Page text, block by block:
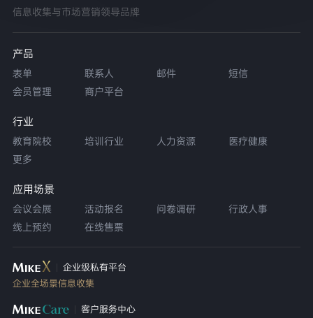
信息收集与市场营销领导品牌
产品
表单 联系人 邮件
短信
会员管理
商户平台
行业
教育院校 培训行业 人力资源
医疗健康
更多
应用场景
会议会展 活动报名 问卷调研
行政人事
线上预约
在线售票
企业级私有平台
企业全场景信息收集
客户服务中心